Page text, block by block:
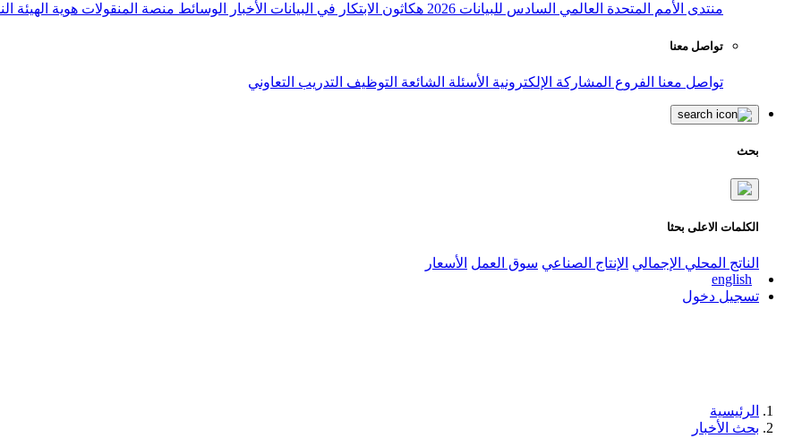
منتدى الأمم المتحدة العالمي السادس للبيانات 2026 هكاثون الابتكار في البيانات الأخبار الوسائط منصة المنقولات هوية الهيئة
تواصل معنا
تواصل معنا الفروع المشاركة الإلكترونية الأسئلة الشائعة التوظيف التدريب التعاوني
بحث
الكلمات الاعلى بحثا
الناتج المحلي الإجمالي الإنتاج الصناعي سوق العمل الأسعار
english
تسجيل دخول
الرئيسية
بحث الأخبار